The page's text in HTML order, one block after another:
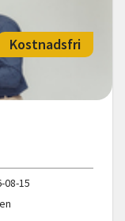
Kostnadsfri
08-15